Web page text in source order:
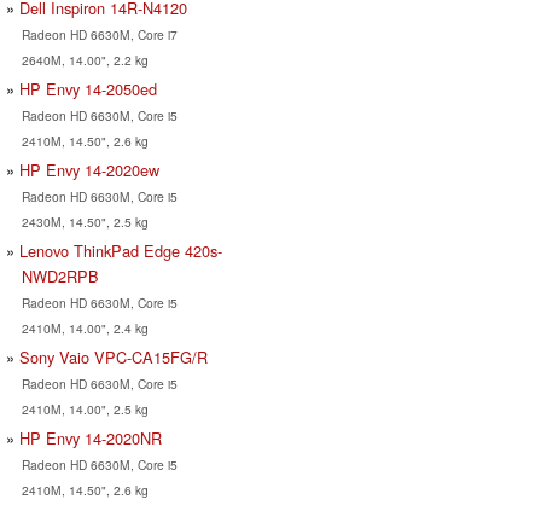
Dell Inspiron 14R-N4120
Radeon HD 6630M, Core i7
2640M, 14.00", 2.2 kg
HP Envy 14-2050ed
Radeon HD 6630M, Core i5
2410M, 14.50", 2.6 kg
HP Envy 14-2020ew
Radeon HD 6630M, Core i5
2430M, 14.50", 2.5 kg
Lenovo ThinkPad Edge 420s-
NWD2RPB
Radeon HD 6630M, Core i5
2410M, 14.00", 2.4 kg
Sony Vaio VPC-CA15FG/R
Radeon HD 6630M, Core i5
2410M, 14.00", 2.5 kg
HP Envy 14-2020NR
Radeon HD 6630M, Core i5
2410M, 14.50", 2.6 kg